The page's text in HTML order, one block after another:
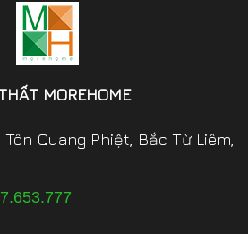
MOREHOME
Quang Phiệt, Bắc Từ Liêm,